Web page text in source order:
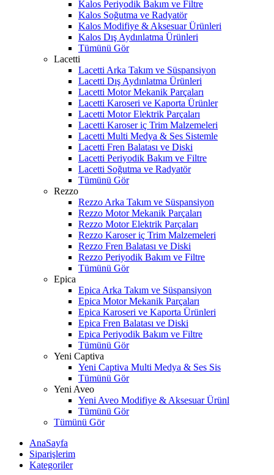
Kalos Periyodik Bakım ve Filtre
Kalos Soğutma ve Radyatör
Kalos Modifiye & Aksesuar Ürünleri
Kalos Dış Aydınlatma Ürünleri
Tümünü Gör
Lacetti
Lacetti Arka Takım ve Süspansiyon
Lacetti Dış Aydınlatma Ürünleri
Lacetti Motor Mekanik Parçaları
Lacetti Karoseri ve Kaporta Ürünler
Lacetti Motor Elektrik Parçaları
Lacetti Karoser iç Trim Malzemeleri
Lacetti Multi Medya & Ses Sistemle
Lacetti Fren Balatası ve Diski
Lacetti Periyodik Bakım ve Filtre
Lacetti Soğutma ve Radyatör
Tümünü Gör
Rezzo
Rezzo Arka Takım ve Süspansiyon
Rezzo Motor Mekanik Parçaları
Rezzo Motor Elektrik Parçaları
Rezzo Karoser iç Trim Malzemeleri
Rezzo Fren Balatası ve Diski
Rezzo Periyodik Bakım ve Filtre
Tümünü Gör
Epica
Epica Arka Takım ve Süspansiyon
Epica Motor Mekanik Parçaları
Epica Karoseri ve Kaporta Ürünleri
Epica Fren Balatası ve Diski
Epica Periyodik Bakım ve Filtre
Tümünü Gör
Yeni Captiva
Yeni Captiva Multi Medya & Ses Sis
Tümünü Gör
Yeni Aveo
Yeni Aveo Modifiye & Aksesuar Ürünl
Tümünü Gör
Tümünü Gör
AnaSayfa
Siparişlerim
Kategoriler